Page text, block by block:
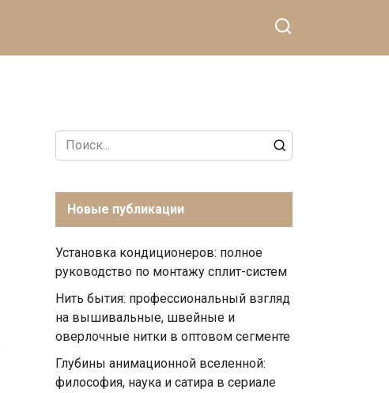
Search
for:
Новые публикации
Установка кондиционеров: полное
руководство по монтажу сплит-систем
Нить бытия: профессиональный взгляд
на вышивальные, швейные и
оверлочные нитки в оптовом сегменте
Глубины анимационной вселенной:
философия, наука и сатира в сериале